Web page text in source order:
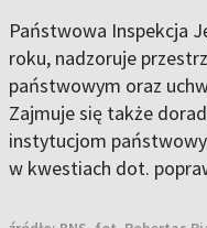
Państwowa Inspekcja
roku, nadzoruje
państwowym oraz
Zajmuje się także
instytucjom
w kwestiach dot.